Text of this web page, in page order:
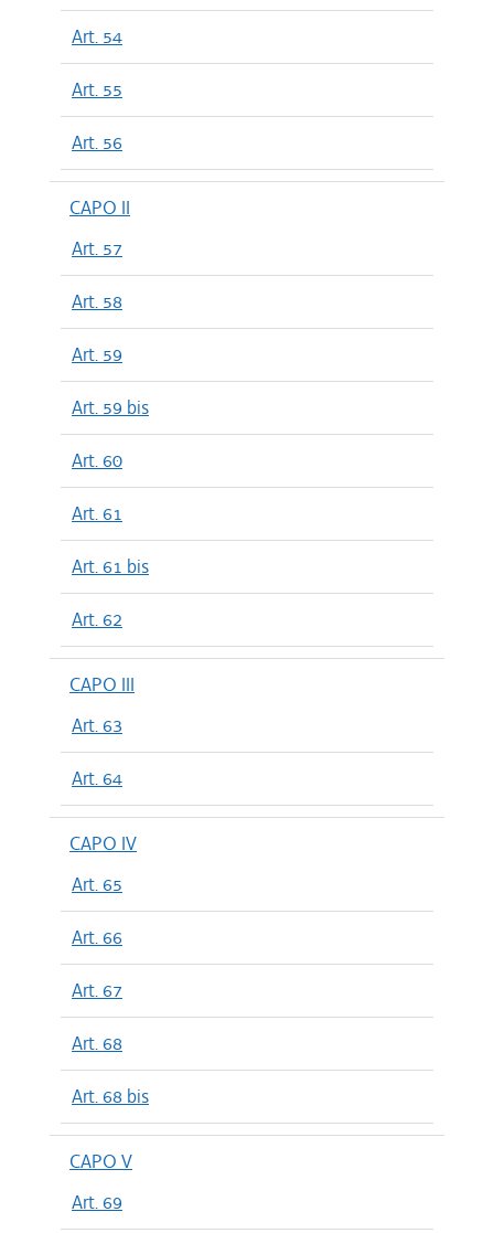
Art. 54
Art. 55
Art. 56
CAPO II
Art. 57
Art. 58
Art. 59
Art. 59 bis
Art. 60
Art. 61
Art. 61 bis
Art. 62
CAPO III
Art. 63
Art. 64
CAPO IV
Art. 65
Art. 66
Art. 67
Art. 68
Art. 68 bis
CAPO V
Art. 69